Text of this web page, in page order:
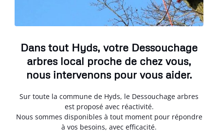
Dans tout Hyds, votre Dessouchage
arbres local proche de chez vous,
nous intervenons pour vous aider.
Sur toute la commune de Hyds, le Dessouchage arbres
est proposé avec réactivité.
Nous sommes disponibles à tout moment pour répondre
à vos besoins, avec efficacité.